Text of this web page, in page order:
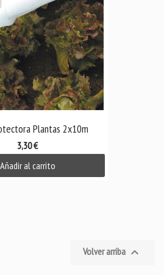
Plantas 2x10m
3,30 €
Añadir al carrito
Volver arriba 